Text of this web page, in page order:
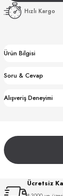
Hızlı Kargo
Ürün Bilgisi
Soru & Cevap
Alışveriş Deneyimi
Ücretsiz